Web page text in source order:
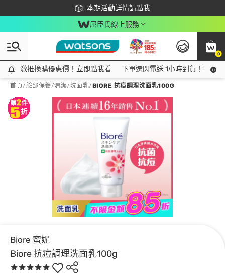
本期活動詳情請點我
下載app最高回饋$350
屈臣氏線上服務
0
激推換購優惠價！立即點我看
激推換購優惠價！立即點我看 下單選閃電送 1小時到貨！領神
首頁/臉部保養/清潔/洗面乳/BIORE 抗痘調理洗面乳100G
Biore 蜜妮
Biore 抗痘調理洗面乳100g